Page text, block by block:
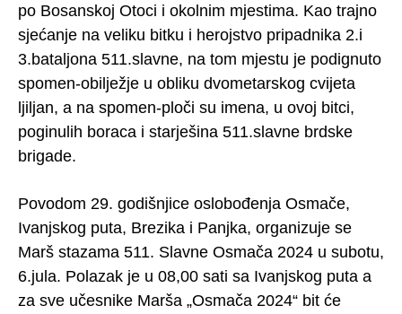
po Bosanskoj Otoci i okolnim mjestima. Kao trajno
sjećanje na veliku bitku i herojstvo pripadnika 2.i
3.bataljona 511.slavne, na tom mjestu je podignuto
spomen-obilježje u obliku dvometarskog cvijeta
ljiljan, a na spomen-ploči su imena, u ovoj bitci,
poginulih boraca i starješina 511.slavne brdske
brigade.
Povodom 29. godišnjice oslobođenja Osmače,
Ivanjskog puta, Brezika i Panjka, organizuje se
Marš stazama 511. Slavne Osmača 2024 u subotu,
6.jula. Polazak je u 08,00 sati sa Ivanjskog puta a
za sve učesnike Marša „Osmača 2024“ bit će